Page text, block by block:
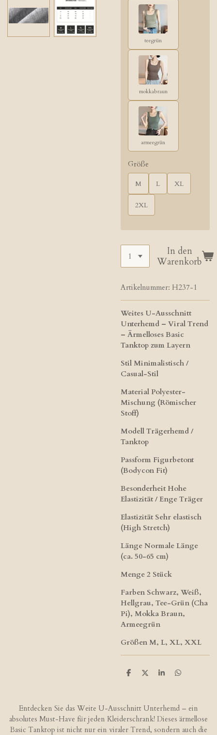
teegrün
mokkabraun
armeegrün
Größe
M L XL
2XL
In den
Warenkorb
Artikelnummer: H237-1
Weites U-Ausschnitt
Unterhemd – Viral Trend
– Ärmelloses Basic
Tanktop zum Layern
Stil Minimalistisch /
Casual-Stil
Material Polyester-
Mischung (Römischer
Stoff)
Modell Trägerhemd /
Tanktop
Passform Figurbetont
(Bodycon Fit)
Besonderheit Hohe
Elastizität / Enge Träger
Elastizität Sehr elastisch
(High Stretch)
Länge Normale Länge
(ca. 50-65 cm)
Menge 2 Stück
Farben Schwarz, Weiß,
Hellgrau, Tee-Grün (Cha
Pi), Mokka Braun,
Armeegrün
Größen M, L, XL, XXL
T
n
T
e
n
T
e
n
T
e
n
Entdecken Sie das Weite U-Ausschnitt Unterhemd – ein
absolutes Must-Have für jeden Kleiderschrank! Dieses ärmellose
Basic Tanktop ist nicht nur ein viraler Trend, sondern auch die